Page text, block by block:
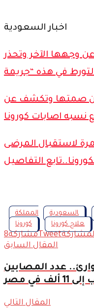
اخبار السعودية
وجهها الآخر وتحذر
صمتها وتكشف عن
نسبه اصابات كورونا
لاستقبال المرضى
التفاصيل
السعودية
المملكة
علاج كورونا كورونا
مشاركة8 Tweetمشاركة
المقال السابق
عدد المصابين
في مصر
المقال التالي